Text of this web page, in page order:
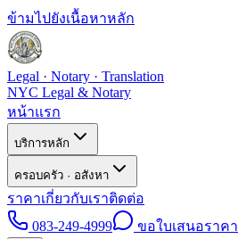
ข้ามไปยังเนื้อหาหลัก
Legal · Notary · Translation
NYC Legal & Notary
หน้าแรก
บริการหลัก
ครอบครัว · อสังหา
ราคาเกี่ยวกับเราติดต่อ
083-249-4999
ขอใบเสนอราคา